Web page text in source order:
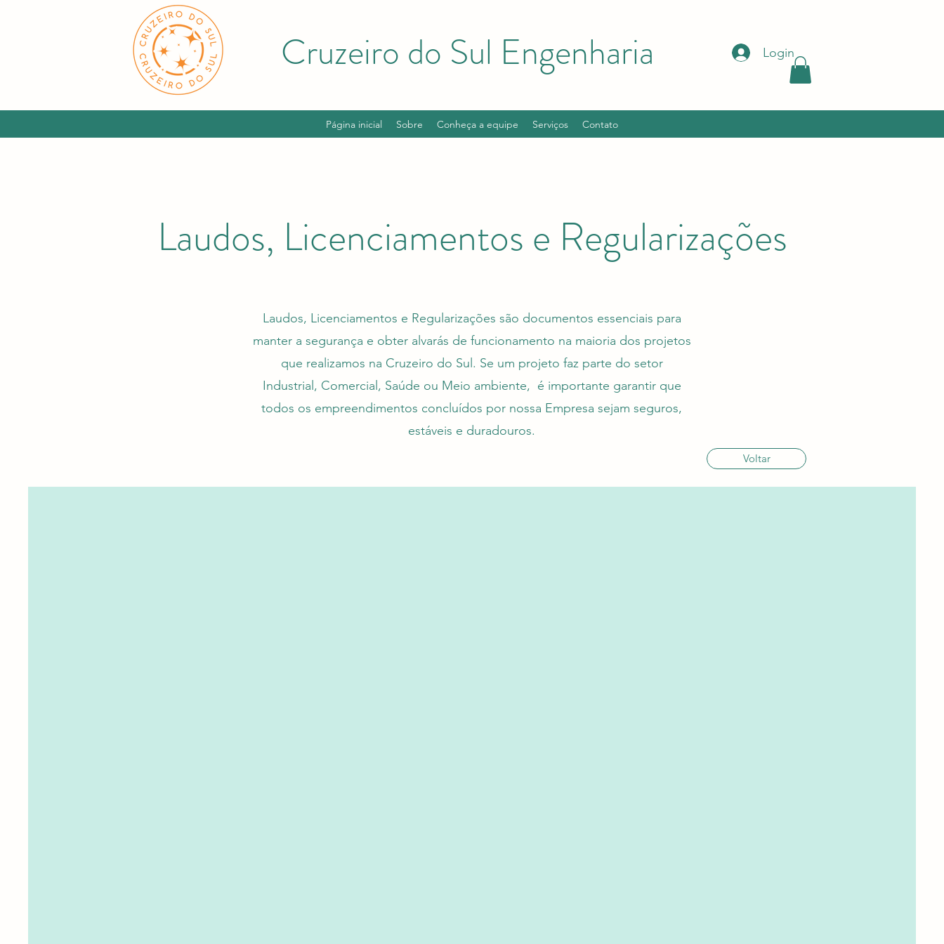
Login
Cruzeiro do Sul Engenharia
Página inicial Sobre Conheça a equipe Serviços Contato
Laudos, Licenciamentos e Regularizações
Laudos, Licenciamentos e Regularizações são documentos essenciais para
manter a segurança e obter alvarás de funcionamento na maioria dos projetos
que realizamos na Cruzeiro do Sul. Se um projeto faz parte do setor
Industrial, Comercial, Saúde ou Meio ambiente, é importante garantir que
todos os empreendimentos concluídos por nossa Empresa sejam seguros,
estáveis e duradouros.
Voltar